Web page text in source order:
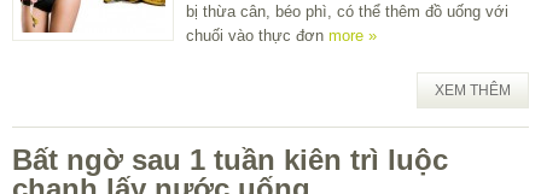
bị thừa cân, béo phì, có thể thêm đồ uống với
chuối vào thực đơn more »
XEM THÊM
Bất ngờ sau 1 tuần kiên trì luộc